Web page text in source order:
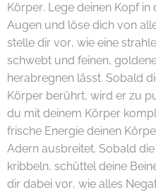
Körper. Lege deinen Kopf in
Augen und löse dich von
stelle dir vor, wie eine
schwebt und feinen,
herabregnen lässt. Sobald
Körper berührt, wird er zu
du mit deinem Körper
frische Energie deinen
Adern ausbreitet. Sobald
kribbeln, schüttel deine
dir dabei vor, wie alles